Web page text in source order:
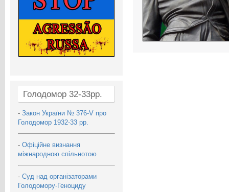
Голодомор 32-33рр.
- Закон України № 376-V про
Голодомор 1932-33 рр.
- Офіційне визнання
міжнародною спільнотою
- Суд над організаторами
Голодомору-Геноциду